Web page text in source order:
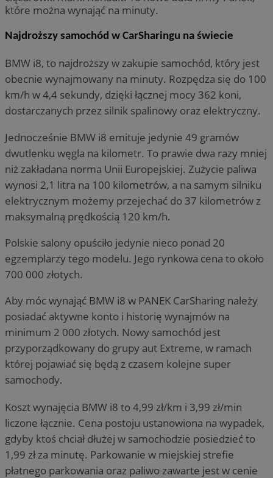
które można wynająć na minuty.
Najdroższy samochód w CarSharingu na świecie
BMW i8, to najdroższy w zakupie samochód, który jest
obecnie wynajmowany na minuty. Rozpędza się do 100
km/h w 4,4 sekundy, dzięki łącznej mocy 362 koni,
dostarczanych przez silnik spalinowy oraz elektryczny.
Jednocześnie BMW i8 emituje jedynie 49 gramów
dwutlenku węgla na kilometr. To prawie dwa razy mniej
niż zakładana norma Unii Europejskiej. Zużycie paliwa
wynosi 2,1 litra na 100 kilometrów, a na samym silniku
elektrycznym możemy przejechać do 37 kilometrów z
maksymalną prędkością 120 km/h.
Polskie salony opuściło jedynie nieco ponad 20
egzemplarzy tego modelu. Jego rynkowa cena to około
700 000 złotych.
Aby móc wynająć BMW i8 w PANEK CarSharing należy
posiadać aktywne konto i historię wynajmów na
minimum 2 000 złotych. Nowy samochód jest
przyporządkowany do grupy aut Extreme, w ramach
której pojawiać się będą z czasem kolejne super
samochody.
Koszt wynajęcia BMW i8 to 4,99 zł/km i 3,99 zł/min
liczone łącznie. Cena postoju ustanowiona na wypadek,
gdyby ktoś chciał dłużej w samochodzie posiedzieć to
1,99 zł za minutę. Parkowanie w miejskiej strefie
płatnego parkowania oraz paliwo zawarte jest w cenie